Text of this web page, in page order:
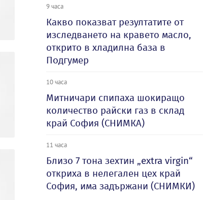
9 часа
Какво показват резултатите от
изследването на кравето масло,
открито в хладилна база в
Подгумер
10 часа
Митничари спипаха шокиращо
количество райски газ в склад
край София (СНИМКА)
11 часа
Близо 7 тона зехтин „extra virgin“
откриха в нелегален цех край
София, има задържани (СНИМКИ)